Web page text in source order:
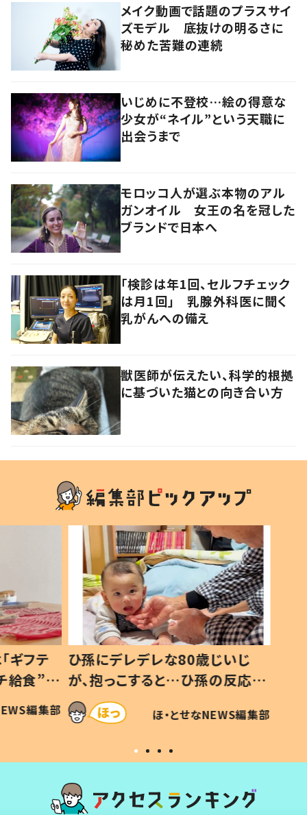
メイク動画で話題のプラスサイ
ズモデル 底抜けの明るさに
秘めた苦難の連続
いじめに不登校…絵の得意な
少女が“ネイル”という天職に
出会うまで
モロッコ人が選ぶ本物のアル
ガンオイル 女王の名を冠した
ブランドで日本へ
「検診は年1回、セルフチェック
は月1回」 乳腺外科医に聞く
乳がんへの備え
獣医師が伝えたい、科学的根拠
に基づいた猫との向き合い方
フテ
食”を
の親
編集部
ひ孫にデレデレな80歳じいじ
が、抱っこすると…ひ孫の反応に
「涙が出ました」「可愛くて仕方な
い」
ほ・とせなNEWS編集部